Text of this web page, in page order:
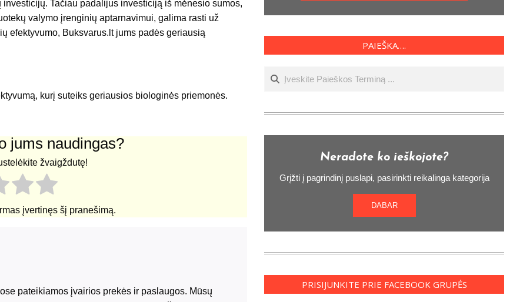
Tačiau padalijus investiciją iš mėnesio sumos,
valymo įrenginių aptarnavimui, galima rasti už
efektyvumo, Buksvarus.lt jums padės geriausią
kurį suteiks geriausios biologinės priemonės.
jums naudingas?
žvaigždutę!
įvertinęs šį pranešimą.
pateikiamos įvairios prekės ir paslaugos. Mūsų
PAIEŠKA….
Ieškoti
Neradote ko ieškojote?
Grįžti į pagrindinį puslapi, pasirinkti reikalinga kategorija
DABAR
PRISIJUNKITE PRIE FACEBOOK GRUPĖS